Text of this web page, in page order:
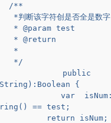
		/**
		 *判断该字符创是否全是数字
		 * @param test
		 * @return
		 *
		 */
{
== test;
			return isNum;